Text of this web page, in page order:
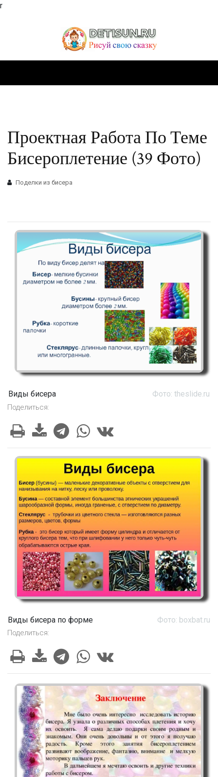
r
Проектная Работа По Теме
Бисероплетение (39 Фото)
Поделки из бисера
Виды бисера Фото: theslide.ru
Поделиться:
Виды бисера по форме Фото: boxbat.ru
Поделиться: